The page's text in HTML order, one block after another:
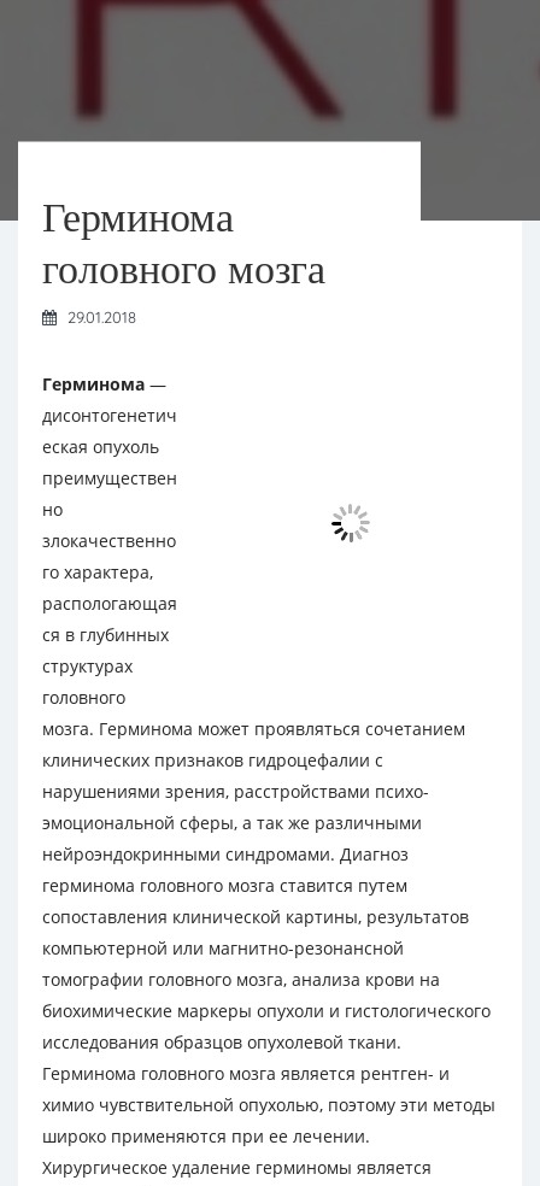
Герминома
головного мозга
29.01.2018
Герминома —
дисонтогенетич
еская опухоль
преимуществен
но
злокачественно
го характера,
распологающая
ся в глубинных
структурах
головного
мозга. Герминома может проявляться сочетанием
клинических признаков гидроцефалии с
нарушениями зрения, расстройствами психо-
эмоциональной сферы, а так же различными
нейроэндокринными синдромами. Диагноз
герминома головного мозга ставится путем
сопоставления клинической картины, результатов
компьютерной или магнитно-резонансной
томографии головного мозга, анализа крови на
биохимические маркеры опухоли и гистологического
исследования образцов опухолевой ткани.
Герминома головного мозга является рентген- и
химио чувствительной опухолью, поэтому эти методы
широко применяются при ее лечении.
Хирургическое удаление герминомы является